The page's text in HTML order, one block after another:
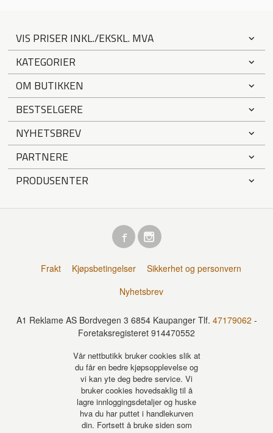
VIS PRISER INKL./EKSKL. MVA
KATEGORIER
OM BUTIKKEN
BESTSELGERE
NYHETSBREV
PARTNERE
PRODUSENTER
Frakt Kjøpsbetingelser
Sikkerhet og personvern
Nyhetsbrev
A1 Reklame AS Bordvegen 3 6854 Kaupanger Tlf. 47179062 -
Foretaksregisteret 914470552
Vår nettbutikk bruker cookies slik at
du får en bedre kjøpsopplevelse og
vi kan yte deg bedre service. Vi
bruker cookies hovedsaklig til å
lagre innloggingsdetaljer og huske
hva du har puttet i handlekurven
din. Fortsett å bruke siden som